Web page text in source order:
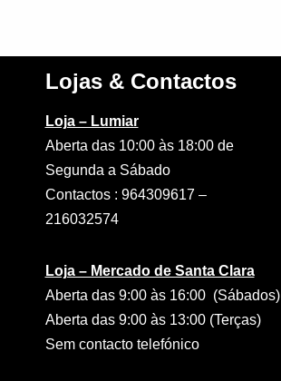
Lojas & Contactos
Loja – Lumiar
Aberta das 10:00 às 18:00 de
Segunda a Sábado
Contactos : 964309617 –
216032574
Loja – Mercado de Santa Clara
Aberta das 9:00 às 16:00 (Sábados)
Aberta das 9:00 às 13:00 (Terças)
Sem contacto telefónico